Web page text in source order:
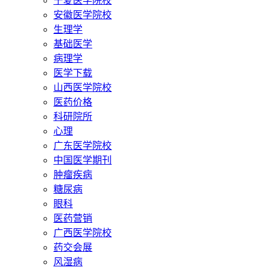
安徽医学院校
生理学
基础医学
病理学
医学下载
山西医学院校
医药价格
科研院所
心理
广东医学院校
中国医学期刊
肿瘤疾病
糖尿病
眼科
医药营销
广西医学院校
药交会展
风湿病